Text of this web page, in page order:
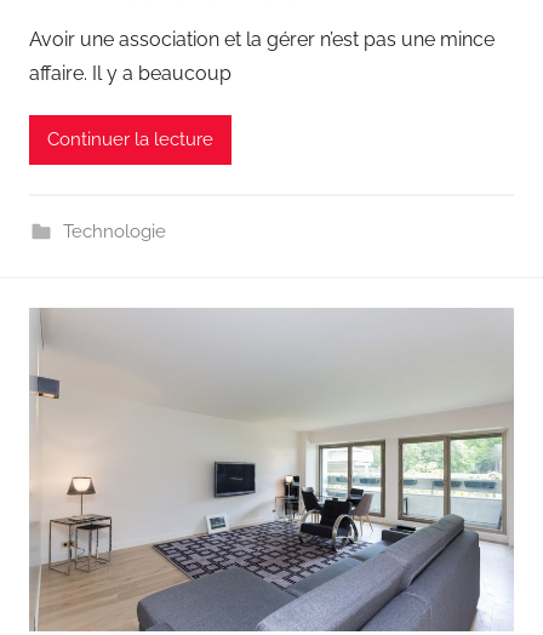
Avoir une association et la gérer n’est pas une mince
affaire. Il y a beaucoup
Continuer la lecture
Technologie